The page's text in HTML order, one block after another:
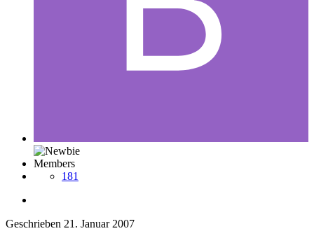
Members
181
Geschrieben 21. Januar 2007